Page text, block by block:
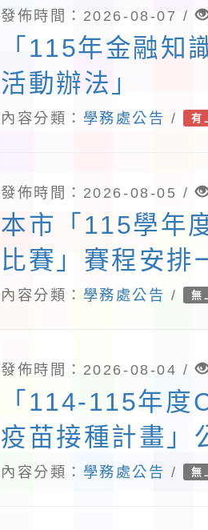
發佈時間：2026-08-07 /
「115年金融知
活動辦法」
內容分類： 學務處公告 / 有
發佈時間：2026-08-05 /
本市「115學年
比賽」賽程安排
內容分類： 學務處公告 / 無
發佈時間：2026-08-04 /
「114-115年
疫苗接種計畫」
象擴大
內容分類： 學務處公告 / 無